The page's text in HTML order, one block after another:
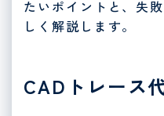
たいポイントと、失
しく解説します。
CADトレース